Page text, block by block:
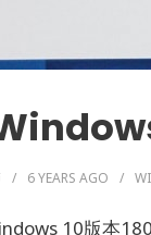
6 YEARS AGO
10版本